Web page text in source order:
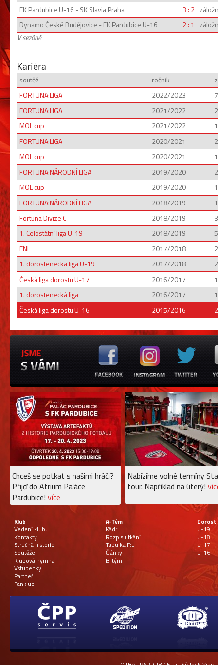
FK Pardubice U-16 - SK Slavia Praha
3 : 2
Dynamo České Budějovice - FK Pardubice U-16
2 : 1
V sezóně
Kariéra
soutěž ročník
FORTUNA:LIGA
2022/2023
7
FORTUNA:LIGA
2021/2022
MOL cup
2021/2022
1
FORTUNA:LIGA
2020/2021
MOL cup
2020/2021
1
FORTUNA:NÁRODNÍ LIGA
2019/2020
MOL cup
2019/2020
1
FORTUNA:NÁRODNÍ LIGA
2018/2019
Fortuna Divize C
2018/2019
3
1. Celostátní liga U-19
2018/2019
5
FNL
2017/2018
2
1. dorostenecká liga U-19
2017/2018
Česká liga dorostu U-17
2016/2017
1. dorostenecká liga
2016/2017
Česká liga dorostu U-16
2015/2016
Chceš se potkat s našimi hráči?
Přijď do Atrium Paláce
Pardubice! více
Nabízíme volné termíny
tour. Například na úterý!
Klub
Vedení klubu
Kontakty
Stručná historie
Soutěže
Klubová hymna
Vstupenky
Partneři
Fanklub
A-Tým
Kádr
Rozpis utkání
Tabulka F:L
Články
B-tým
Dorost
U-19
U-18
U-17
U-16